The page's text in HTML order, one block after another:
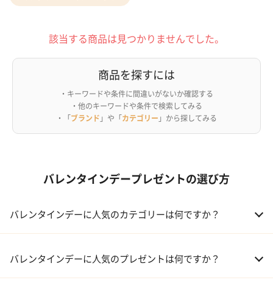
該当する商品は見つかりませんでした。
商品を探すには
・キーワードや条件に間違いがないか確認する
・他のキーワードや条件で検索してみる
・「ブランド 」や「カテゴリー 」から探してみる
バレンタインデープレゼントの選び方
バレンタインデーに人気のカテゴリーは何ですか？
02 メイクアップ
バレンタインデーに人気のプレゼントは何ですか？